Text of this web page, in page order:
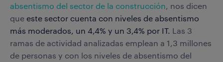
absentismo del sector de la construcción , nos dicen
que este sector cuenta con niveles de absentismo
más moderados, un 4,4% y un 3,4% por IT. Las 3
ramas de actividad analizadas emplean a 1,3 millones
de personas y con los niveles de absentismo del